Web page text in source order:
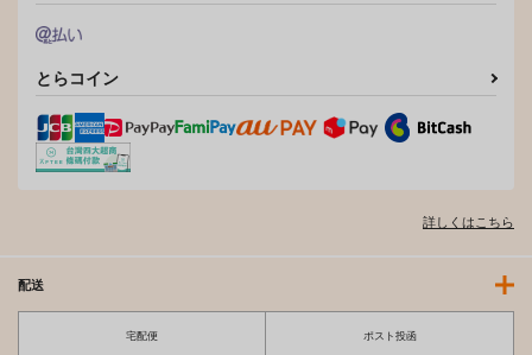
とらコイン
詳しくはこちら
配送
宅配便 ポスト投函